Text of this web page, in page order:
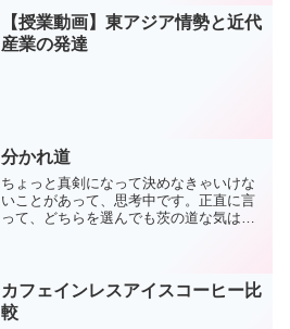
【授業動画】東アジア情勢と近代
産業の発達
分かれ道
ちょっと真剣になって決めなきゃいけな
いことがあって、思考中です。正直に言
って、どちらを選んでも茨の道な気はし
思って前に進む以外に何も...
カフェインレスアイスコーヒー比
較